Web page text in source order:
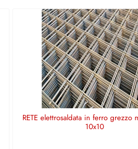
RETE elettrosaldata in ferro grezzo
10x10